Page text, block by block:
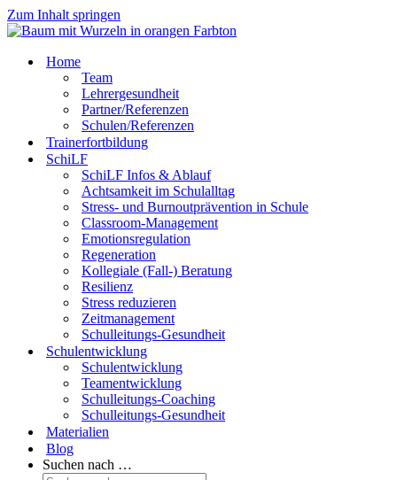
Zum Inhalt springen
Home
Team
Lehrergesundheit
Partner/Referenzen
Schulen/Referenzen
Trainerfortbildung
SchiLF
SchiLF Infos & Ablauf
Achtsamkeit im Schulalltag
Stress- und Burnoutprävention in Schule
Classroom-Management
Emotionsregulation
Regeneration
Kollegiale (Fall-) Beratung
Resilienz
Stress reduzieren
Zeitmanagement
Schulleitungs-Gesundheit
Schulentwicklung
Schulentwicklung
Teamentwicklung
Schulleitungs-Coaching
Schulleitungs-Gesundheit
Materialien
Blog
Suchen nach …